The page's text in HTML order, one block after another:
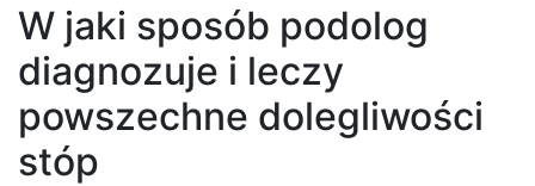
W jaki sposób podolog
diagnozuje i leczy
powszechne dolegliwości
stóp